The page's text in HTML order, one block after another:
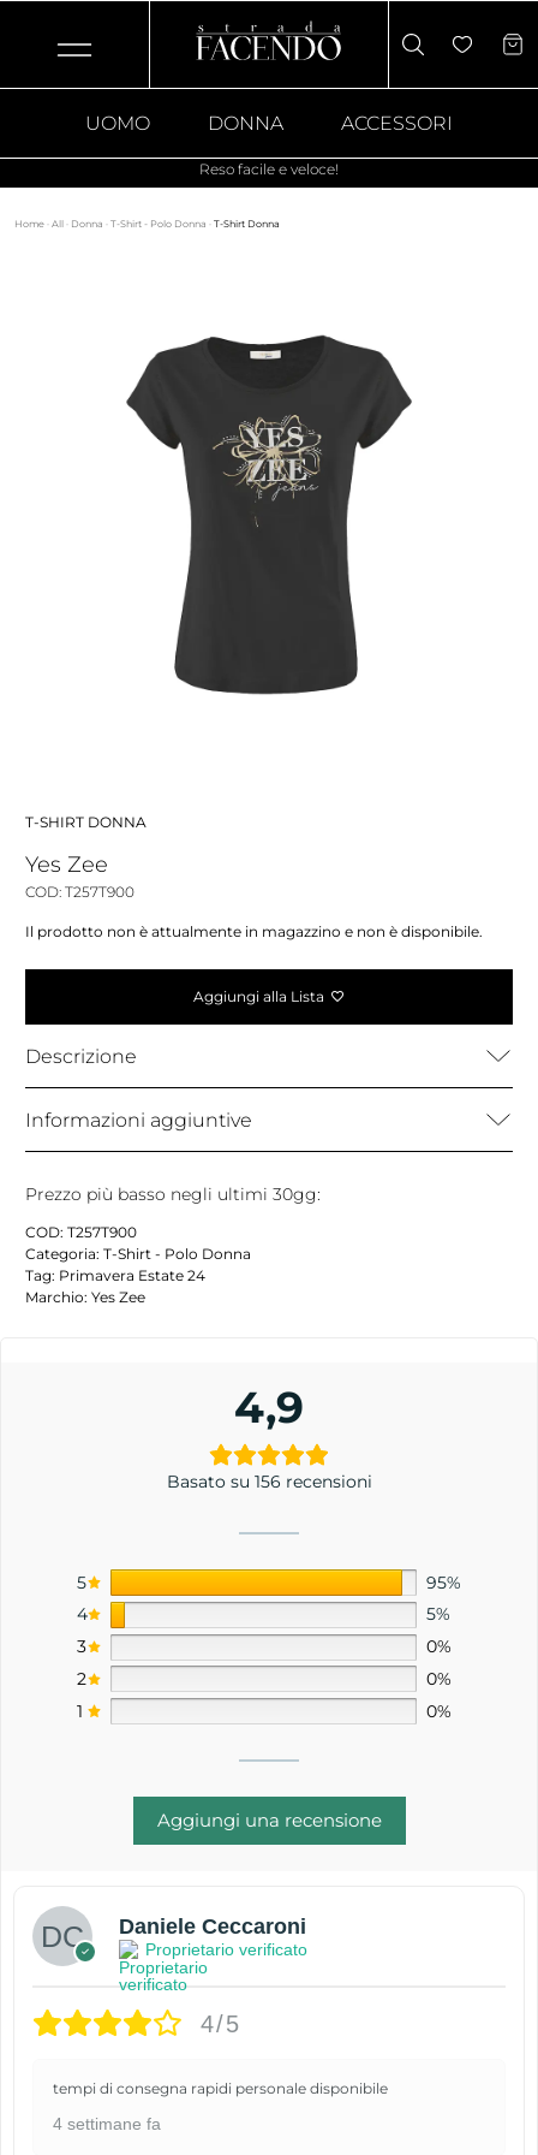
UOMO DONNA ACCESSORI
Reso facile e veloce!
Home · All · Donna · T-Shirt - Polo Donna · T-Shirt Donna
T-SHIRT DONNA
Yes Zee
COD: T257T900
Il prodotto non è attualmente in magazzino e non è disponibile.
Aggiungi alla Lista
Descrizione
Informazioni aggiuntive
Prezzo più basso negli ultimi 30gg:
COD: T257T900
Categoria: T-Shirt - Polo Donna
Tag: Primavera Estate 24
Marchio: Yes Zee
4,9
Basato su 156 recensioni
5
95%
4
5%
3
0%
2
0%
1
0%
Aggiungi una recensione
Daniele Ceccaroni
Proprietario verificato
4/5
tempi di consegna rapidi personale disponibile
4 settimane fa